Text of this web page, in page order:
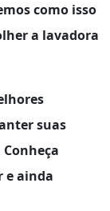
como isso
a lavadora
suas
e ainda